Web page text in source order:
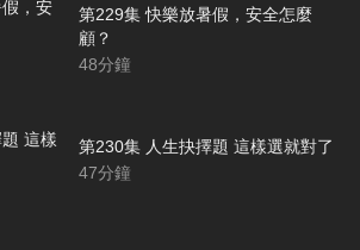
第229集 快樂放暑假，安全怎麼
顧？
48分鐘
第230集 人生抉擇題 這樣選就對了
47分鐘